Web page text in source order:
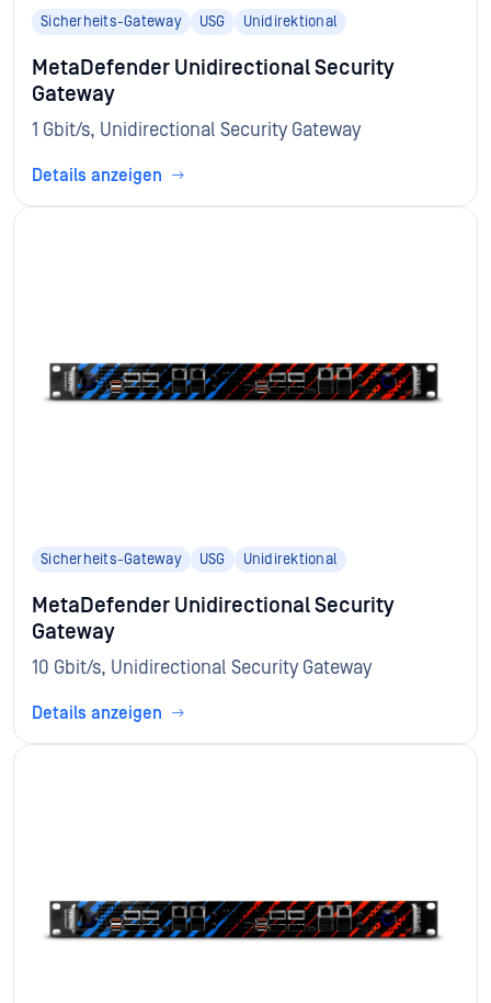
Sicherheits-Gateway USG Unidirektional
MetaDefender Unidirectional Security
Gateway
1 Gbit/s, Unidirectional Security Gateway
Details anzeigen
Sicherheits-Gateway USG Unidirektional
MetaDefender Unidirectional Security
Gateway
10 Gbit/s, Unidirectional Security Gateway
Details anzeigen